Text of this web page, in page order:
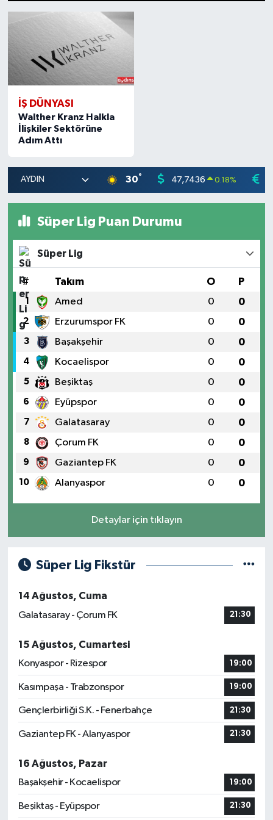
İŞ DÜNYASI
Walther Kranz Halkla
İlişkiler Sektörüne
Adım Attı
30° 47,7436 0.18%
Süper Lig Puan Durumu
Süper Lig
# Takım O P
1 Amed 0 0
2 Erzurumspor FK 0 0
3 Başakşehir 0 0
4 Kocaelispor 0 0
5 Beşiktaş 0 0
6 Eyüpspor 0 0
7 Galatasaray 0 0
8 Çorum FK 0 0
9 Gaziantep FK 0 0
10 Alanyaspor 0 0
Detaylar için tıklayın
Süper Lig Fikstür
14 Ağustos, Cuma
Galatasaray - Çorum FK
21:30
15 Ağustos, Cumartesi
Konyaspor - Rizespor
19:00
Kasımpaşa - Trabzonspor 19:00
Gençlerbirliği S.K. - Fenerbahçe 21:30
Gaziantep FK - Alanyaspor 21:30
16 Ağustos, Pazar
Başakşehir - Kocaelispor
19:00
Beşiktaş - Eyüpspor 21:30